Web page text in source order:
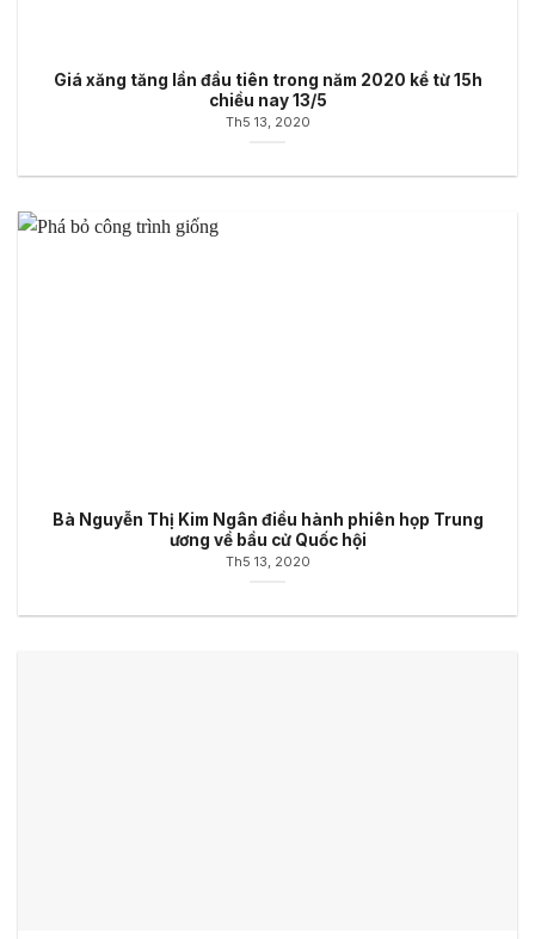
Giá xăng tăng lần đầu tiên trong năm 2020 kể từ 15h
chiều nay 13/5
Th5 13, 2020
Bà Nguyễn Thị Kim Ngân điều hành phiên họp Trung
ương về bầu cử Quốc hội
Th5 13, 2020